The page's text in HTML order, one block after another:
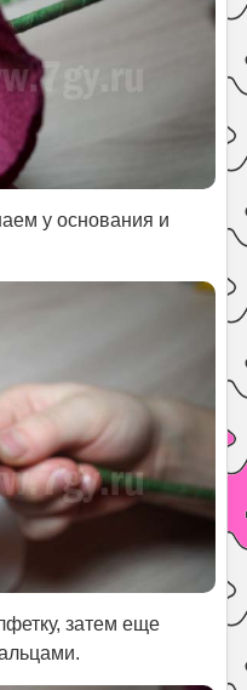
у основания и
затем еще